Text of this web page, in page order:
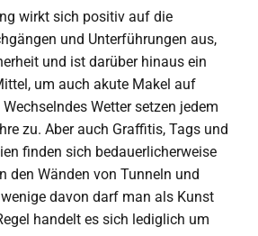
wirkt sich positiv auf die
und Unterführungen aus,
und ist darüber hinaus ein
um auch akute Makel auf
Wetter setzen jedem
zu. Aber auch Graffitis, Tags und
finden sich bedauerlicherweise
den Wänden von Tunneln und
davon darf man als Kunst
handelt es sich lediglich um